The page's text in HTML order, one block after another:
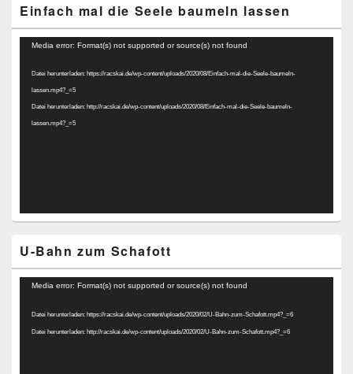
Einfach mal die Seele baumeln lassen
Video-
Media error: Format(s) not supported or source(s) not found
Datei herunterladen: https://racskai.de/wp-content/uploads/2020/08/Einfach-mal-die-Seele-baumeln-
lassen.mp4?_=5
Datei herunterladen: http://racskai.de/wp-content/uploads/2020/08/Einfach-mal-die-Seele-baumeln-
lassen.mp4?_=5
U-Bahn zum Schafott
Video-
Media error: Format(s) not supported or source(s) not found
Datei herunterladen: https://racskai.de/wp-content/uploads/2020/02/U-Bahn-zum-Schafott.mp4?_=6
Datei herunterladen: http://racskai.de/wp-content/uploads/2020/02/U-Bahn-zum-Schafott.mp4?_=6